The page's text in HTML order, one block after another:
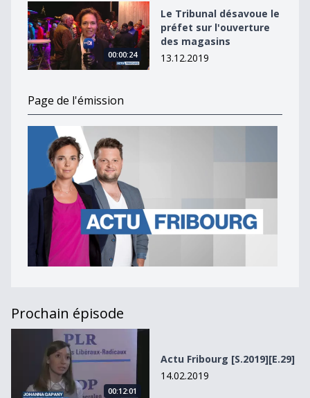
Le Tribunal désavoue le préfet sur l&#039;ouverture
00:00:24
Le Tribunal désavoue le
préfet sur l'ouverture
des magasins
13.12.2019
Page de l'émission
Prochain épisode
Actu Fribourg [S.2019][E.29]
00:12:01
Actu Fribourg [S.2019][E.29]
14.02.2019